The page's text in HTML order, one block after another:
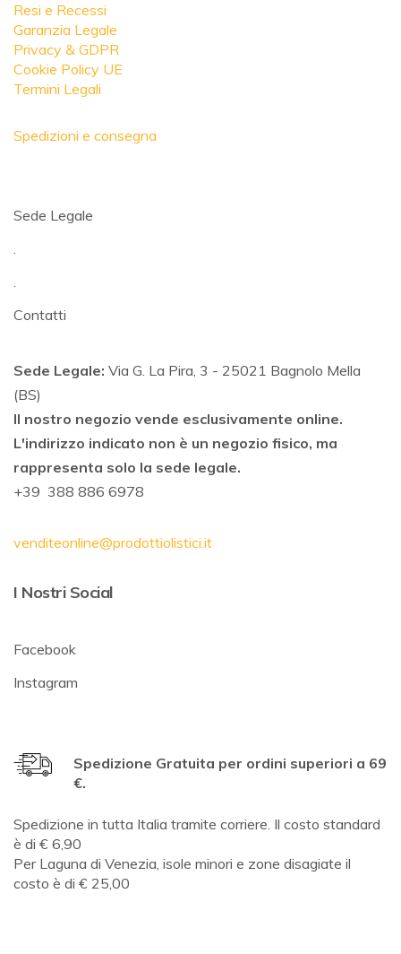
Resi e Recessi
Garanzia Legale
Privacy & GDPR
Cookie Policy UE
Termini Legali
Spedizioni e consegna
Sede Legale
.
.
Contatti
Sede Legale: Via G. La Pira, 3 - 25021 Bagnolo Mella
(BS)
Il nostro negozio vende esclusivamente online.
L'indirizzo indicato non è un negozio fisico, ma
rappresenta solo la sede legale.
+39 388 886 6978
venditeonline@prodottiolistici.it
I Nostri Social
Facebook
Instagram
Spedizione Gratuita per ordini superiori a 69
€.
Spedizione in tutta Italia tramite corriere. Il costo standard
è di € 6,90
Per Laguna di Venezia, isole minori e zone disagiate il
costo è di € 25,00